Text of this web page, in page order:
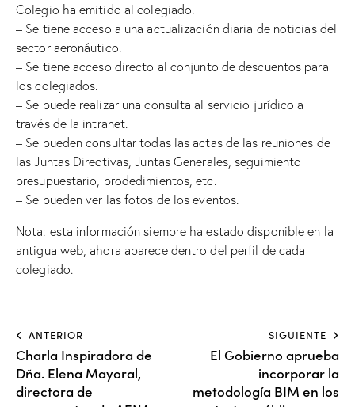
Colegio ha emitido al colegiado.
– Se tiene acceso a una actualización diaria de noticias del
sector aeronáutico.
– Se tiene acceso directo al conjunto de descuentos para
los colegiados.
– Se puede realizar una consulta al servicio jurídico a
través de la intranet.
– Se pueden consultar todas las actas de las reuniones de
las Juntas Directivas, Juntas Generales, seguimiento
presupuestario, prodedimientos, etc.
– Se pueden ver las fotos de los eventos.
Nota: esta información siempre ha estado disponible en la
antigua web, ahora aparece dentro del perfil de cada
colegiado.
ANTERIOR
Charla Inspiradora de
Dña. Elena Mayoral,
directora de
SIGUIENTE
El Gobierno aprueba
incorporar la
metodología BIM en los